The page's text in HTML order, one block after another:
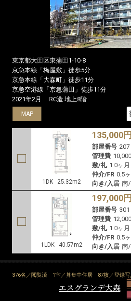
東京都大田区東蒲田1-10-8
京急本線「梅屋敷」徒歩5分
京急本線「大森町」徒歩11分
京急空港線「京急蒲田」徒歩11分
2021年2月
RC造 地上8階
MAP
1DK - 25.32m2
135,000円
部屋番号 207
管理費
敷/礼 1.0ヶ月
仲介/FR 0.5
向き/入居 南
MAP
1LDK - 40.57m2
197,000円
部屋番号 301
管理費
敷/礼 1.0ヶ月
仲介/FR 0.5
向き/入居 南
376名／閲覧済 1室／募集中住居 87枚／登録
エスグランデ大森